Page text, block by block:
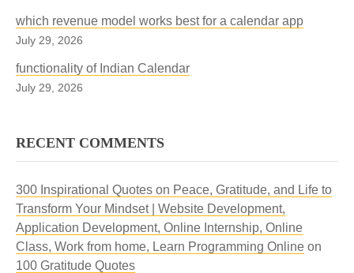
which revenue model works best for a calendar app
July 29, 2026
functionality of Indian Calendar
July 29, 2026
RECENT COMMENTS
300 Inspirational Quotes on Peace, Gratitude, and Life to
Transform Your Mindset | Website Development,
Application Development, Online Internship, Online
Class, Work from home, Learn Programming Online on
100 Gratitude Quotes